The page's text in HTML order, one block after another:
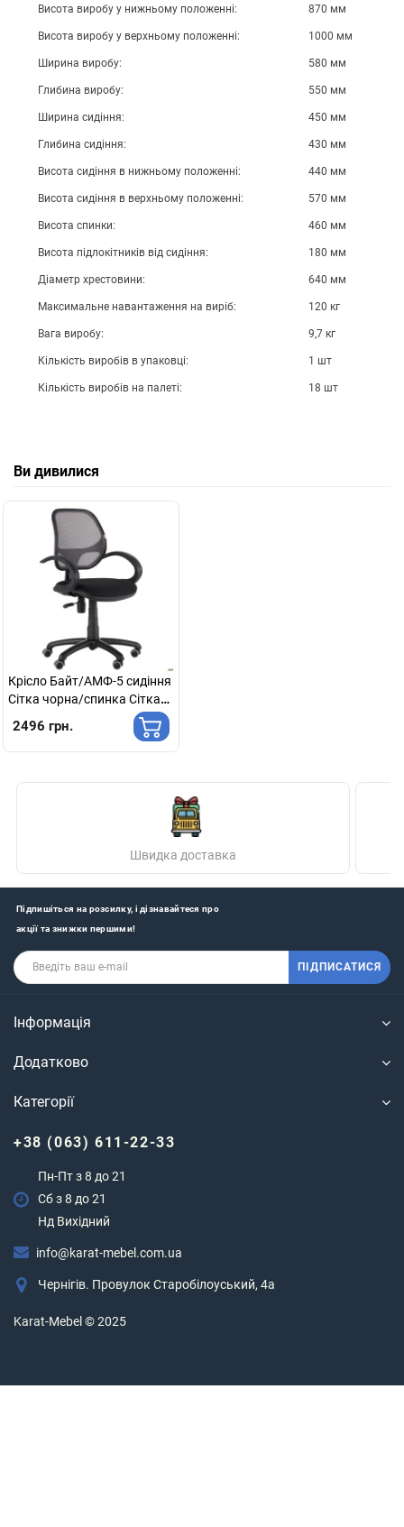
Висота виробу у нижньому положенні: 870 мм
Висота виробу у верхньому положенні: 1000 мм
Ширина виробу: 580 мм
Глибина виробу: 550 мм
Ширина сидіння: 450 мм
Глибина сидіння: 430 мм
Висота сидіння в нижньому положенні: 440 мм
Висота сидіння в верхньому положенні: 570 мм
Висота спинки: 460 мм
Висота підлокітників від сидіння: 180 мм
Діаметр хрестовини: 640 мм
Максимальне навантаження на виріб: 120 кг
Вага виробу: 9,7 кг
Кількість виробів в упаковці: 1 шт
Кількість виробів на палеті: 18 шт
Ви дивилися
Крісло Байт/АМФ-5 сидіння
Сітка чорна/спинка Сітка
2496 грн.
Швидка доставка
Підпишіться на розсилку, і дізнавайтеся про
акції та знижки першими!
ПІДПИСАТИСЯ
Інформація
Додатково
Категорії
+38 (063) 611-22-33
Пн-Пт з 8 до 21
Сб з 8 до 21
Нд Вихідний
info@karat-mebel.com.ua
Чернігів. Провулок Старобілоуський, 4а
Karat-Mebel © 2025